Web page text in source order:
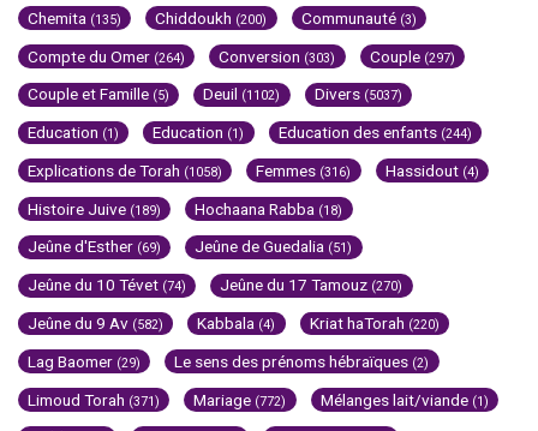
Chemita (135) Chiddoukh (200) Communauté (3)
Compte du Omer (264) Conversion (303) Couple (297)
Couple et Famille (5) Deuil (1102) Divers (5037)
Education (1) Education (1) Education des enfants (244)
Explications de Torah (1058) Femmes (316) Hassidout (4)
Histoire Juive (189) Hochaana Rabba (18)
Jeûne d'Esther (69) Jeûne de Guedalia (51)
Jeûne du 10 Tévet (74) Jeûne du 17 Tamouz (270)
Jeûne du 9 Av (582) Kabbala (4) Kriat haTorah (220)
Lag Baomer (29) Le sens des prénoms hébraïques (2)
Limoud Torah (371) Mariage (772) Mélanges lait/viande (1)